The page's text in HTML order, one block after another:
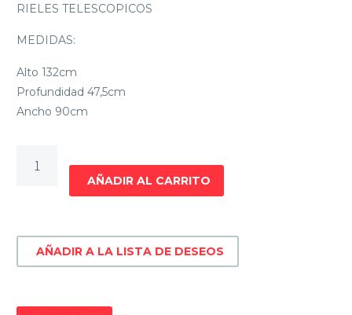
RIELES TELESCOPICOS
MEDIDAS:
Alto 132cm
Profundidad 47,5cm
Ancho 90cm
JOY
AÑADIR AL CARRITO
AÑADIR A LA LISTA DE DESEOS